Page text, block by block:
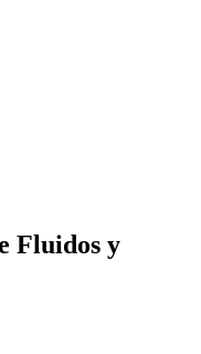
Fluidos y